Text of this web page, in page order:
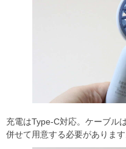
充電はType-C対応。ケーブル
併せて用意する必要があります